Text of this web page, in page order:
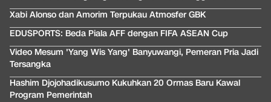
Xabi Alonso dan Amorim Terpukau Atmosfer GBK
EDUSPORTS: Beda Piala AFF dengan FIFA ASEAN Cup
Video Mesum 'Yang Wis Yang' Banyuwangi, Pemeran Pria Jadi
Tersangka
Hashim Djojohadikusumo Kukuhkan 20 Ormas Baru Kawal
Program Pemerintah